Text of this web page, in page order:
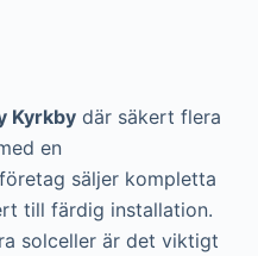
Kyrkbydär säkert flera
en
säljer kompletta
till färdig installation.
solceller är det viktigt